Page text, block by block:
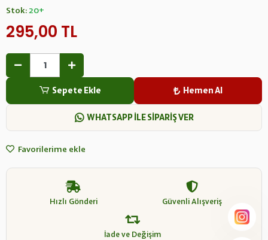
Stok:20+
295,00 TL
Sepete Ekle Hemen Al
WHATSAPP İLE SİPARİŞ VER
Favorilerime ekle
Hızlı Gönderi Güvenli Alışveriş
İade ve Değişim